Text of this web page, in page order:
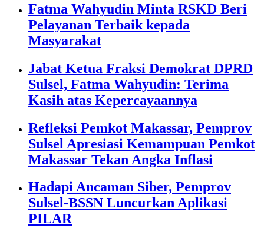
Fatma Wahyudin Minta RSKD Beri
Pelayanan Terbaik kepada
Masyarakat
Jabat Ketua Fraksi Demokrat DPRD
Sulsel, Fatma Wahyudin: Terima
Kasih atas Kepercayaannya
Refleksi Pemkot Makassar, Pemprov
Sulsel Apresiasi Kemampuan Pemkot
Makassar Tekan Angka Inflasi
Hadapi Ancaman Siber, Pemprov
Sulsel-BSSN Luncurkan Aplikasi
PILAR